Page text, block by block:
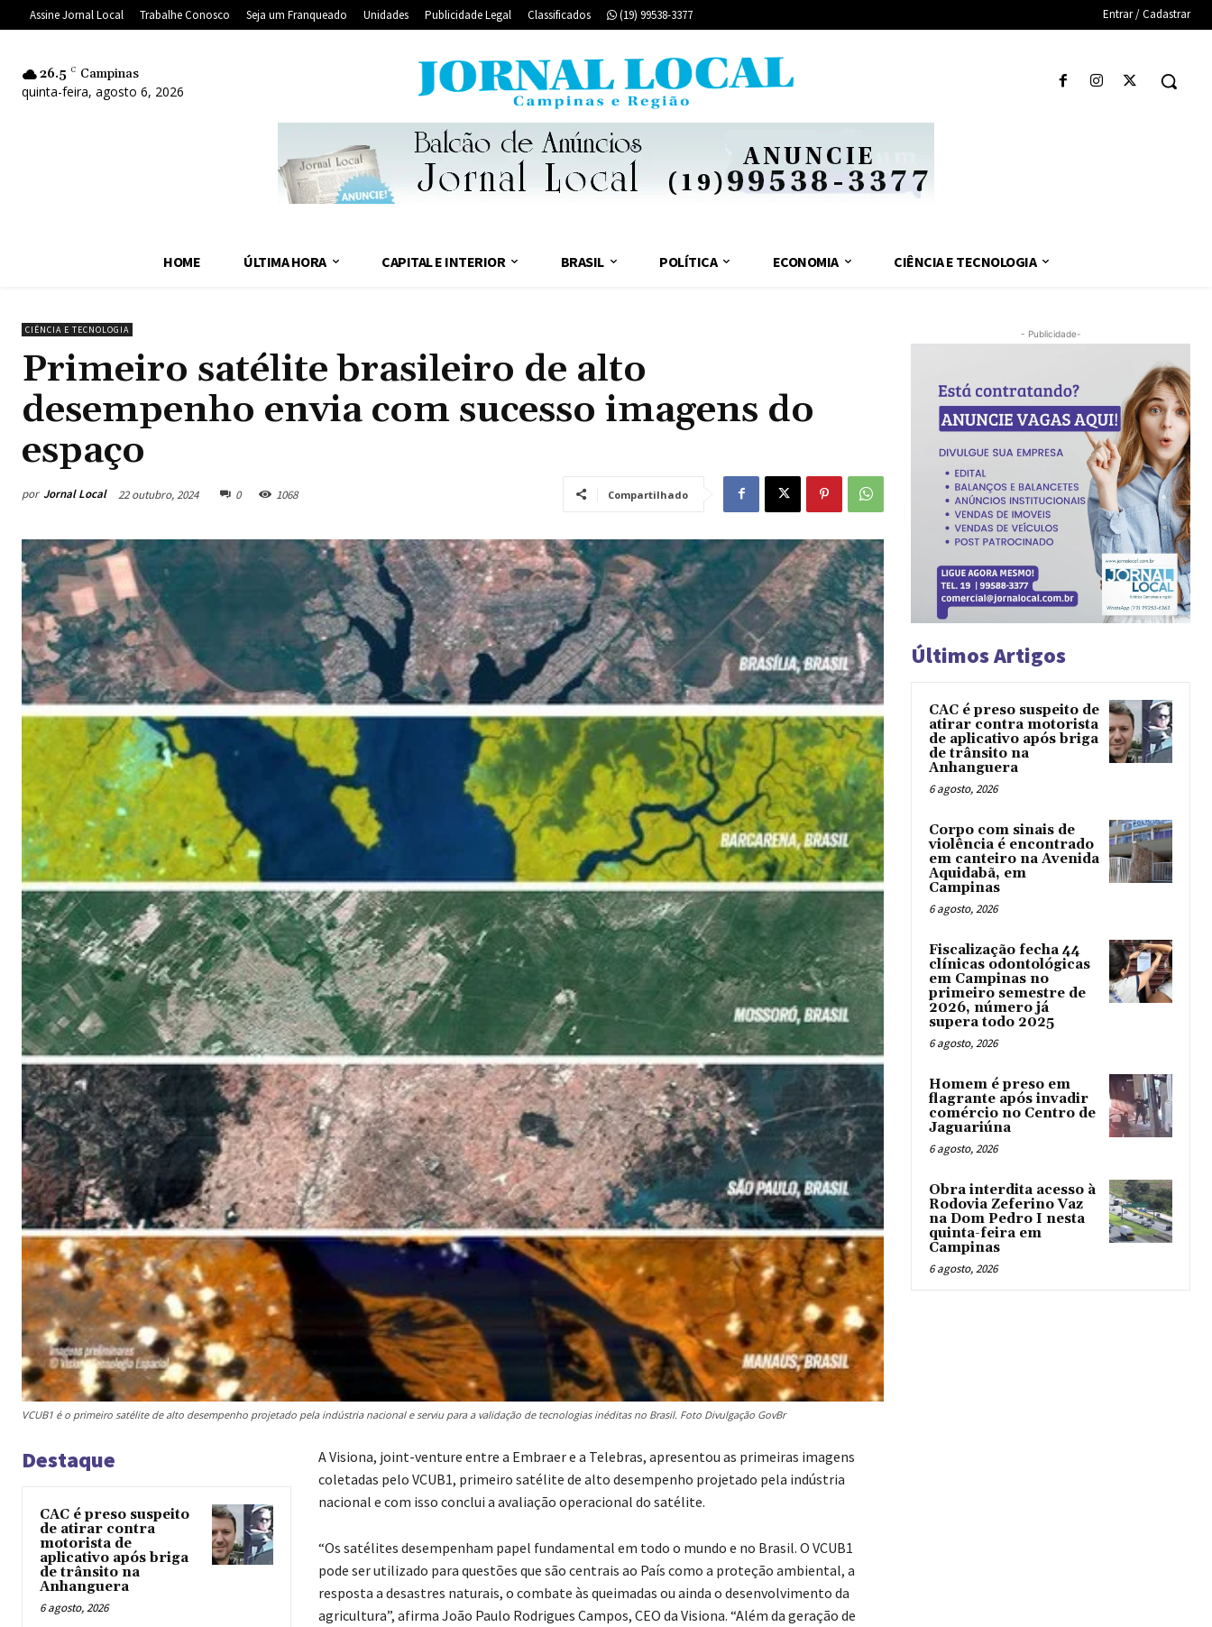
Assine Jornal Local Trabalhe Conosco Seja um Franqueado Unidades Publicidade Legal Classificados (19) 99538-3377 Entrar / Cadastrar
26.5 C Campinas
quinta-feira, agosto 6, 2026
HOME ÚLTIMA HORA CAPITAL E INTERIOR BRASIL POLÍTICA ECONOMIA CIÊNCIA E TECNOLOGIA
CIÊNCIA E TECNOLOGIA
Primeiro satélite brasileiro de alto
desempenho envia com sucesso imagens do
espaço
por Jornal Local 22 outubro, 2024 0 1068 Compartilhado
VCUB1 é o primeiro satélite de alto desempenho projetado pela indústria nacional e serviu para a validação de tecnologias inéditas no Brasil. Foto Divulgação GovBr
Destaque
CAC é preso suspeito
de atirar contra
motorista de
aplicativo após briga
de trânsito na
Anhanguera
6 agosto, 2026
A Visiona, joint-venture entre a Embraer e a Telebras, apresentou as primeiras imagens
coletadas pelo VCUB1, primeiro satélite de alto desempenho projetado pela indústria
nacional e com isso conclui a avaliação operacional do satélite.
“Os satélites desempenham papel fundamental em todo o mundo e no Brasil. O VCUB1
pode ser utilizado para questões que são centrais ao País como a proteção ambiental, a
resposta a desastres naturais, o combate às queimadas ou ainda o desenvolvimento da
agricultura”, afirma João Paulo Rodrigues Campos, CEO da Visiona. “Além da geração de
- Publicidade-
Últimos Artigos
CAC é preso suspeito de
atirar contra motorista
de aplicativo após briga
de trânsito na
Anhanguera
6 agosto, 2026
Corpo com sinais de
violência é encontrado
em canteiro na Avenida
Aquidabã, em
Campinas
6 agosto, 2026
Fiscalização fecha 44
clínicas odontológicas
em Campinas no
primeiro semestre de
2026, número já
supera todo 2025
6 agosto, 2026
Homem é preso em
flagrante após invadir
comércio no Centro de
Jaguariúna
6 agosto, 2026
Obra interdita acesso à
Rodovia Zeferino Vaz
na Dom Pedro I nesta
quinta-feira em
Campinas
6 agosto, 2026